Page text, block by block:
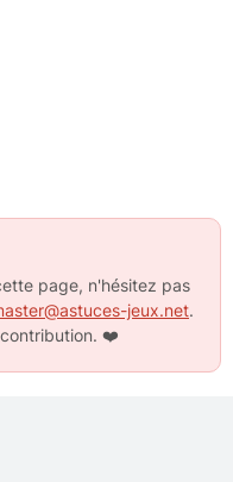
page, n'hésitez pas
jeux.net.
❤️